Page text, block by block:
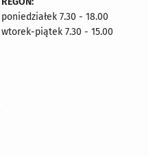
poniedziałek 7.30 - 18.00
wtorek-piątek 7.30 - 15.00